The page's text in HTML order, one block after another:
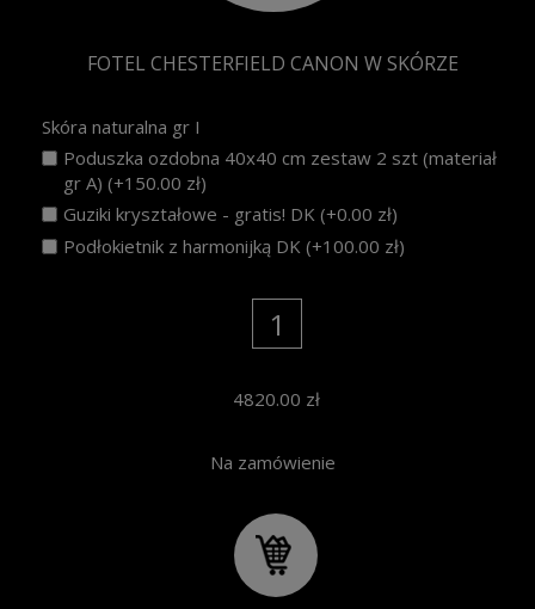
FOTEL CHESTERFIELD CANON W SKÓRZE
Skóra naturalna gr I
Poduszka ozdobna 40x40 cm zestaw 2 szt (materiał
gr A) (+150.00 zł)
Guziki kryształowe - gratis! DK (+0.00 zł)
Podłokietnik z harmonijką DK (+100.00 zł)
4820.00 zł
Na zamówienie